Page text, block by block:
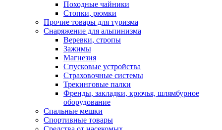
Походные чайники
Стопки, рюмки
Прочие товары для туризма
Снаряжение для альпинизма
Веревки, стропы
Зажимы
Магнезия
Спусковые устройства
Страховочные системы
Трекинговые палки
Френды, закладки, крючья, шлямбурное
оборудование
Спальные мешки
Спортивные товары